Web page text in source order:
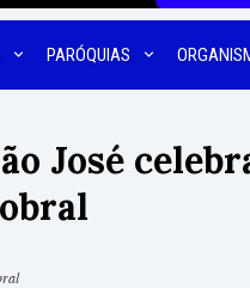
PARÓQUIAS
José